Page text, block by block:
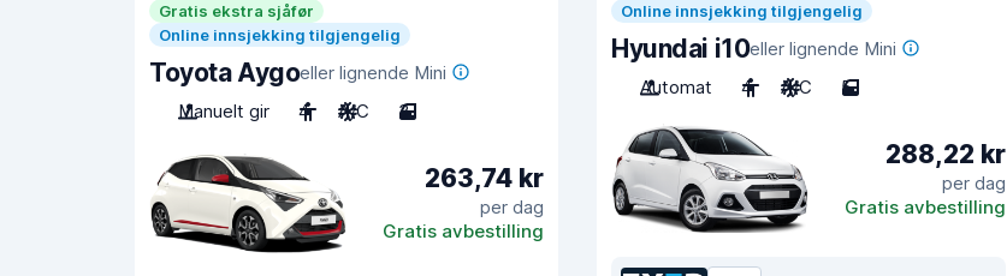
Gratis ekstra sjåfør
Online innsjekking tilgjengelig
Toyota Aygoeller lignende Mini
Manuelt gir
4 A/C 3
263,74 kr
per dag
Gratis avbestilling
Online innsjekking tilgjengelig
Hyundai i10eller lignende Mini
Automat
4 A/C 5
288,22 kr
per dag
Gratis avbestilling